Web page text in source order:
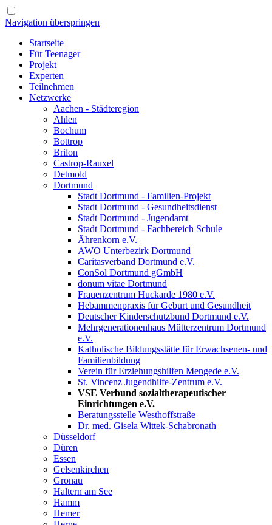
Navigation überspringen
Startseite
Für Teenager
Projekt
Experten
Teilnehmen
Netzwerke
Aachen - Städteregion
Ahlen
Bochum
Bottrop
Brilon
Castrop-Rauxel
Detmold
Dortmund
Stadt Dortmund - Familien-Projekt
Stadt Dortmund - Gesundheitsdienst
Stadt Dortmund - Jugendamt
Stadt Dortmund - Fachbereich Schule
Ährenkorn e.V.
AWO Unterbezirk Dortmund
Caritasverband Dortmund e.V.
ConSol Dortmund gGmbH
donum vitae Dortmund
Frauenzentrum Huckarde 1980 e.V.
Hebammenpraxis für Geburt und Gesundheit
Deutscher Kinderschutzbund Dortmund e.V.
Mehrgenerationenhaus Mütterzentrum Dortmund
e.V.
Katholische Bildungsstätte für Erwachsenen- und
Familienbildung
Verein für Erziehungshilfen Mengede e.V.
St. Vincenz Jugendhilfe-Zentrum e.V.
VSE Verbund sozialtherapeutischer
Einrichtungen e.V.
Beratungsstelle Westhoffstraße
Dr. med. Gisela Wittek-Schabronath
Düsseldorf
Düren
Essen
Gelsenkirchen
Gronau
Haltern am See
Hamm
Hemer